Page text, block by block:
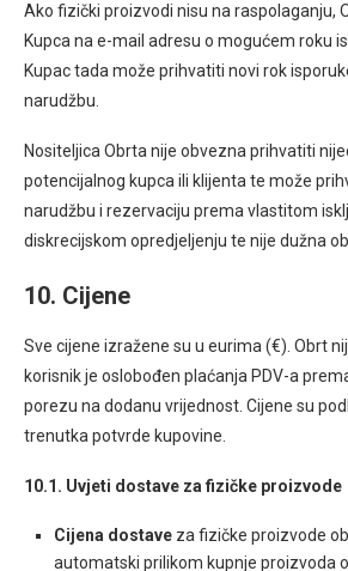
Ako fizički proizvodi nisu na raspolaganju,
Kupca na e-mail adresu o mogućem roku
Kupac tada može prihvatiti novi rok
narudžbu.
Nositeljica Obrta nije obvezna prihvatiti
potencijalnog kupca ili klijenta te može
narudžbu i rezervaciju prema vlastitom
diskrecijskom opredjeljenju te nije dužna
10. Cijene
Sve cijene izražene su u eurima (€). Obrt
korisnik je oslobođen plaćanja PDV-a
porezu na dodanu vrijednost. Cijene su
trenutka potvrde kupovine.
10.1. Uvjeti dostave za fizičke proizvode
Cijena dostave za fizičke proizvode
automatski prilikom kupnje proizvoda